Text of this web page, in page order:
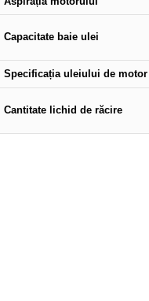
Capacitate baie ulei
Specificația uleiului de motor
Cantitate lichid de răcire